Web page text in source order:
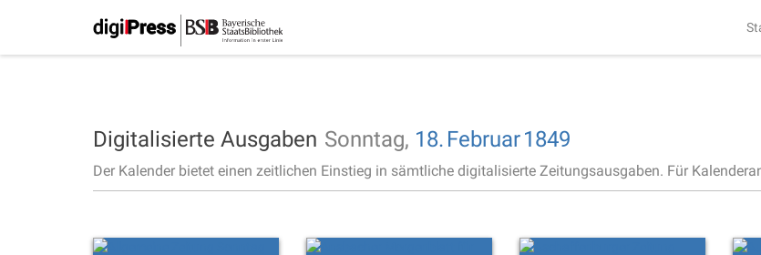
Digitalisierte Ausgaben Sonntag, 18. Februar1849
Der Kalender bietet einen zeitlichen Einstieg in sämtliche digitalisierte Zeitungsausgaben. Für